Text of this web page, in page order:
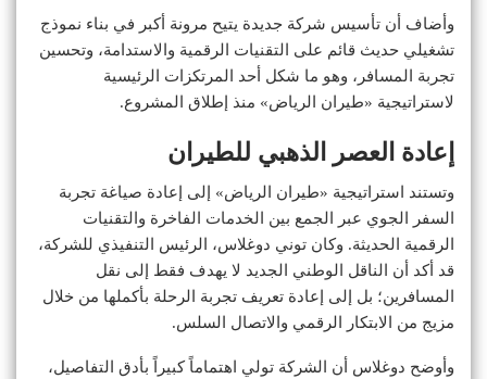
وأضاف أن تأسيس شركة جديدة يتيح مرونة أكبر في بناء نموذج
تشغيلي حديث قائم على التقنيات الرقمية والاستدامة، وتحسين
تجربة المسافر، وهو ما شكل أحد المرتكزات الرئيسية
لاستراتيجية «طيران الرياض» منذ إطلاق المشروع.
إعادة العصر الذهبي للطيران
وتستند استراتيجية «طيران الرياض» إلى إعادة صياغة تجربة
السفر الجوي عبر الجمع بين الخدمات الفاخرة والتقنيات
الرقمية الحديثة. وكان توني دوغلاس، الرئيس التنفيذي للشركة،
قد أكد أن الناقل الوطني الجديد لا يهدف فقط إلى نقل
المسافرين؛ بل إلى إعادة تعريف تجربة الرحلة بأكملها من خلال
مزيج من الابتكار الرقمي والاتصال السلس.
وأوضح دوغلاس أن الشركة تولي اهتماماً كبيراً بأدق التفاصيل،